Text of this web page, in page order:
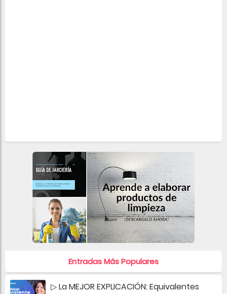
Entradas Más Populares
▷ La MEJOR EXPLICACIÓN: Equivalentes